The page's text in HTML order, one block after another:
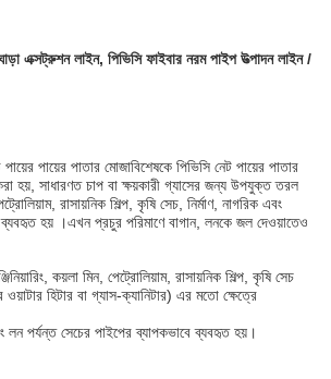
এক্সট্রুশন লাইন, পিভিসি ফাইবার নরম পাইপ উত্পাদন লাইন /
পায়ের পাতার মোজাবিশেষকে পিভিসি নেট পায়ের পাতার
হয়, সাধারণত চাপ বা ক্ষয়কারী গ্যাসের জন্য উপযুক্ত তরল
রাসায়নিক শিল্প, কৃষি সেচ, নির্মাণ, নাগরিক এবং
ব্যবহৃত হয় ।এখন প্রচুর পরিমাণে বাগান, লনকে জল দেওয়াতেও
কয়লা মিন, পেট্রোলিয়াম, রাসায়নিক শিল্প, কৃষি সেচ
হিটার বা গ্যাস-ক্যানিটার) এর মতো ক্ষেত্রে
লন পর্যন্ত সেচের পাইপের ব্যাপকভাবে ব্যবহৃত হয়।